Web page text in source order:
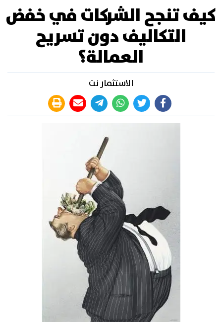
كيف تنجح الشركات في خفض
التكاليف دون تسريح
العمالة؟
الاستثمار نت